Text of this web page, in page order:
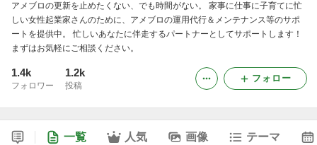
アメブロの更新を止めたくない、でも時間がない。 家事に仕事に子育てに忙
しい女性起業家さんのために、アメブロの運用代行＆メンテナンス等のサポ
ートを提供中。 忙しいあなたに伴走するパートナーとしてサポートします！
まずはお気軽にご相談ください。
1.4k
フォロワー
1.2k
投稿
フォロー
一覧 人気 画像 テーマ